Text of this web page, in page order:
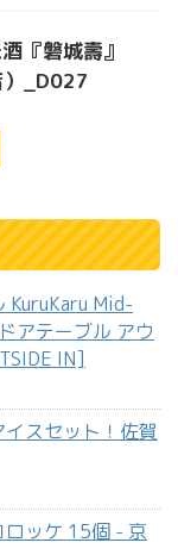
『磐城壽』
_D027
KuruKaru Mid-
アテーブル アウ
IN]
スセット！佐賀
ロッケ 15個 - 京